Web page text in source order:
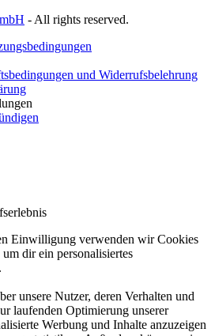
- All rights reserved.
und Widerrufsbelehrung
Einwilligung verwenden wir Cookies
dir ein personalisiertes
unsere Nutzer, deren Verhalten und
laufenden Optimierung unserer
Werbung und Inhalte anzuzeigen